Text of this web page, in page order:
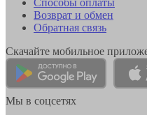
Возврат и обмен
Обратная связь
Скачайте мобильное
Мы в соцсетях